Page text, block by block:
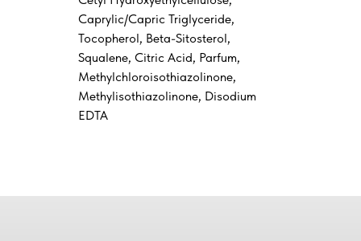
Caprylic/Capric Triglyceride,
Tocopherol, Beta-Sitosterol,
Squalene, Citric Acid, Parfum,
Methylchloroisothiazolinone,
Methylisothiazolinone, Disodium
EDTA